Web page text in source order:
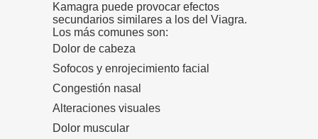
Kamagra puede provocar efectos
secundarios similares a los del Viagra.
Los más comunes son:
Dolor de cabeza
Sofocos y enrojecimiento facial
Congestión nasal
Alteraciones visuales
Dolor muscular